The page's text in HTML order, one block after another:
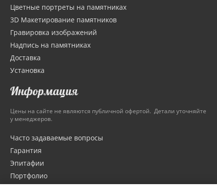
Цветные портреты на памятниках
3D Макетирование памятников
Гравировка изображений
Надпись на памятниках
Доставка
Установка
Информация
Цены на сайте не являются публичной офертой. Детали уточняйте
у менеджеров.
Часто задаваемые вопросы
Гарантия
Эпитафии
Портфолио